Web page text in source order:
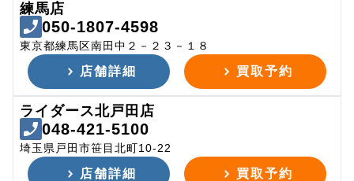
練馬店
050-1807-4598
東京都練馬区南田中２－２３－１８
店舗詳細 買取予約
ライダース北戸田店
048-421-5100
埼玉県戸田市笹目北町10-22
店舗詳細 買取予約